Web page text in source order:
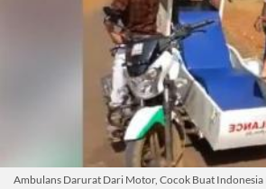
Ambulans Darurat Dari Motor, Cocok Buat Indonesia